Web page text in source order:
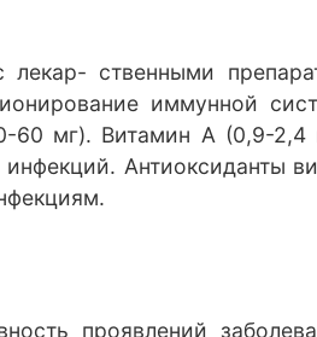
лекар- ственными
иммунной
мг). Витамин А (0,9-
Антиоксиданты
проявлений